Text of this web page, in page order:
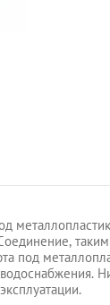
под